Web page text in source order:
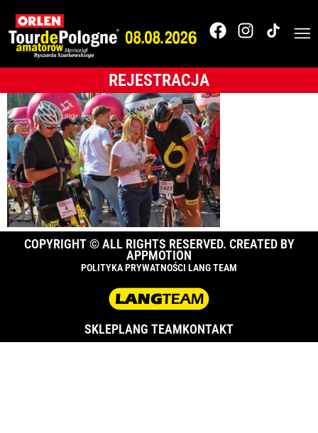
REJESTRACJA
Tour de Pologne
2018
COPYRIGHT © ALL RIGHTS RESERVED. CREATED BY
APPMOTION
POLITYKA PRYWATNOŚCI LANG TEAM
SKLEPLANG TEAMKONTAKT